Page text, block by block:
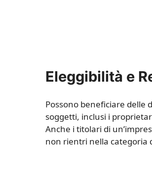
Eleggibilità e
Possono beneficiare delle
soggetti, inclusi i
Anche i titolari di
non rientri nella categoria